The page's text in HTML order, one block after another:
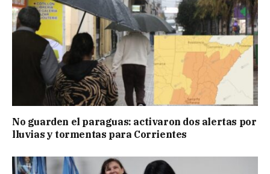
No guarden el paraguas: activaron dos alertas por
lluvias y tormentas para Corrientes